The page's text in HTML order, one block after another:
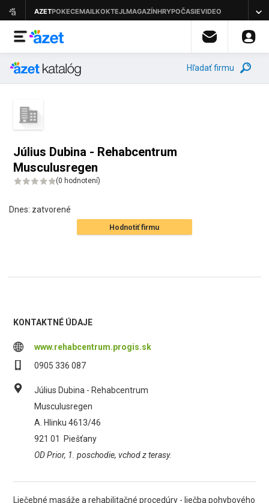
Hľadať firmu
Július Dubina - Rehabcentrum
Musculusregen
(0 hodnotení)
Dnes: zatvorené
Hodnotiť firmu
KONTAKTNÉ ÚDAJE
www.rehabcentrum.progis.sk
0905 336 087
Július Dubina - Rehabcentrum
Musculusregen
A. Hlinku 4613/46
921 01
Piešťany
OD Prior, 1. poschodie, vchod z terasy.
Liečebné masáže a rehabilitačné procedúry - liečba pohybového